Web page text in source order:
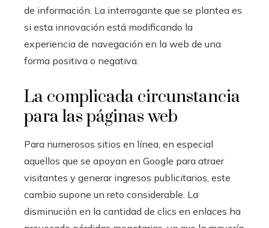
de información. La interrogante que se plantea es
si esta innovación está modificando la
experiencia de navegación en la web de una
forma positiva o negativa.
La complicada circunstancia
para las páginas web
Para numerosos sitios en línea, en especial
aquellos que se apoyan en Google para atraer
visitantes y generar ingresos publicitarios, este
cambio supone un reto considerable. La
disminución en la cantidad de clics en enlaces ha